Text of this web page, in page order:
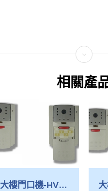
相關產
大樓門口機-HVS